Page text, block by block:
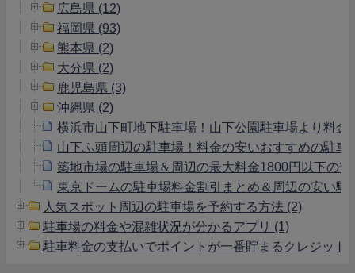
広島県 (12)
福岡県 (93)
熊本県 (2)
大分県 (2)
鹿児島県 (3)
沖縄県 (2)
横浜市山下町地下駐車場！山下公園駐車場より料金
山下ふ頭周辺の駐車場！料金の安いおすすめの駐車
築地市場の駐車場＆周辺の最大料金1800円以下の
東京ドームの駐車場料金割引まとめ＆周辺の安い駐
人気スポット周辺の駐車場を予約する方法 (2)
駐車場の料金や混雑状況が分かるアプリ (1)
駐車料金の支払いでポイントが一番貯まるクレジット